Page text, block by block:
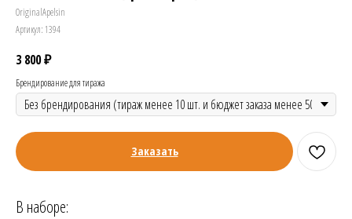
OriginalApelsin
Артикул: 1394
3 800₽
Брендирование для тиража
Заказать
В наборе: